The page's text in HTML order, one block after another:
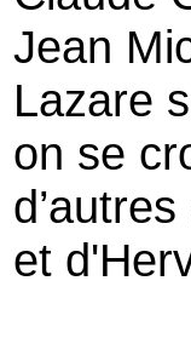
Jean
Lazare
on se
et